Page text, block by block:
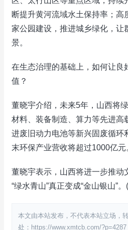
断提升黄河流域水土保持率；高
家公园建设，推进城乡绿化，让
景。
在生态治理的基础上，如何让良
值？
董晓宇介绍，未来5年，山西将
材料、装备制造、算力等先进高
进废旧动力电池等新兴固废循环
末环保产业营收将超过1000亿元
董晓宇表示，山西将进一步推动
“绿水青山”真正变成“金山银山”。
本文由本站发布，不代表本站立场，
处：https://www.xmtcb.com/?p=4287